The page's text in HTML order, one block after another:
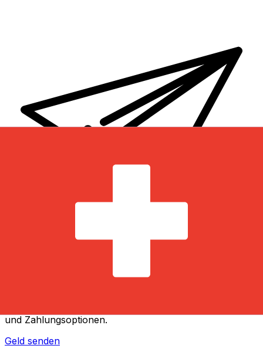
XE Internationaler Geldtransfer
und Zahlungsoptionen.
Geld senden